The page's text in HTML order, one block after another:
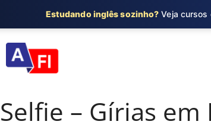
Selfie – Gírias em
Estudando inglês sozinho? Veja cursos